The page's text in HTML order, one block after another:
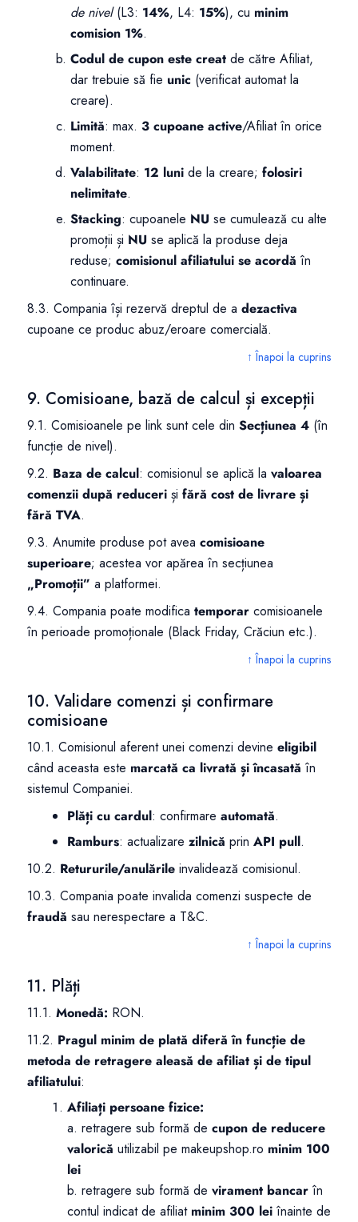
de nivel(L3: 14%, L4: 15%), cu minim
comision 1%.
Codul de cupon este creat de către Afiliat,
dar trebuie să fie unic (verificat automat la
creare).
Limită: max. 3 cupoane active/Afiliat în orice
moment.
Valabilitate: 12 luni de la creare; folosiri
nelimitate.
Stacking: cupoanele NU se cumulează cu alte
promoții și NU se aplică la produse deja
reduse; comisionul afiliatului se acordă în
continuare.
8.3. Compania își rezervă dreptul de a dezactiva
cupoane ce produc abuz/eroare comercială.
↑ Înapoi la cuprins
9. Comisioane, bază de calcul și excepții
9.1. Comisioanele pe link sunt cele din Secțiunea 4 (în
funcție de nivel).
9.2. Baza de calcul: comisionul se aplică la valoarea
comenzii după reduceri și fără cost de livrare și
fără TVA.
9.3. Anumite produse pot avea comisioane
superioare; acestea vor apărea în secțiunea
„Promoții” a platformei.
9.4. Compania poate modifica temporar comisioanele
în perioade promoționale (Black Friday, Crăciun etc.).
↑ Înapoi la cuprins
10. Validare comenzi și confirmare
comisioane
10.1. Comisionul aferent unei comenzi devine eligibil
când aceasta este marcată ca livrată și încasată în
sistemul Companiei.
Plăți cu cardul: confirmare automată.
Ramburs: actualizare zilnică prin API pull.
10.2. Retururile/anulările invalidează comisionul.
10.3. Compania poate invalida comenzi suspecte de
fraudă sau nerespectare a T&C.
↑ Înapoi la cuprins
11. Plăți
11.1. Monedă: RON.
11.2. Pragul minim de plată diferă în funcție de
metoda de retragere aleasă de afiliat și de tipul
afiliatului:
Afiliați persoane fizice:
a. retragere sub formă de cupon de reducere
valorică utilizabil pe makeupshop.ro minim 100
lei
b. retragere sub formă de virament bancar în
contul indicat de afiliat minim 300 lei înainte de